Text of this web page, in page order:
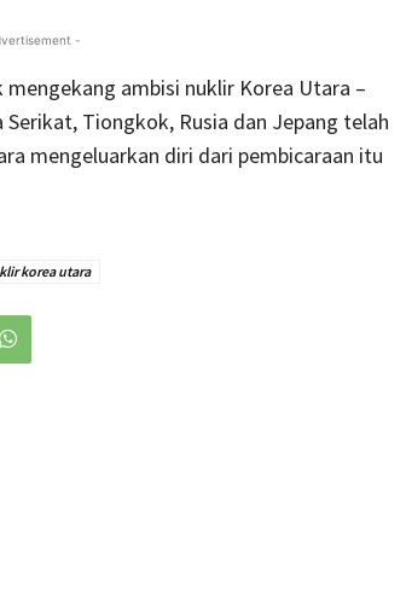
-
ambisi nuklir Korea Utara –
Tiongkok, Rusia dan Jepang telah
mengeluarkan diri dari pembicaraan itu
korea utara